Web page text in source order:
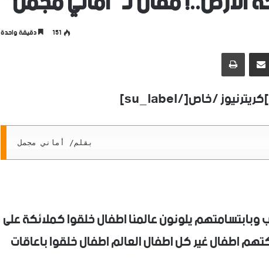
151
دقيقة واحدة
مشاركة عبر البريد طباعة
بقلم/ أماني مجمل
يلونون عالمنا اطفال خلقوا كملائكة على
اطفال غير كل اطفال العالم اطفال خلقوا باعاقات